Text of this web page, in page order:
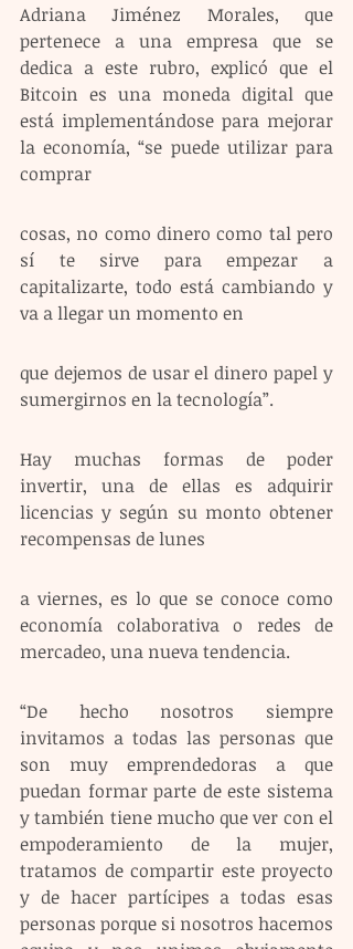
Adriana Jiménez Morales, que
pertenece a una empresa que se
dedica a este rubro, explicó que el
Bitcoin es una moneda digital que
está implementándose para mejorar
la economía, “se puede utilizar para
comprar
cosas, no como dinero como tal pero
sí te sirve para empezar a
capitalizarte, todo está cambiando y
va a llegar un momento en
que dejemos de usar el dinero papel y
sumergirnos en la tecnología”.
Hay muchas formas de poder
invertir, una de ellas es adquirir
licencias y según su monto obtener
recompensas de lunes
a viernes, es lo que se conoce como
economía colaborativa o redes de
mercadeo, una nueva tendencia.
“De hecho nosotros siempre
invitamos a todas las personas que
son muy emprendedoras a que
puedan formar parte de este sistema
y también tiene mucho que ver con el
empoderamiento de la mujer,
tratamos de compartir este proyecto
y de hacer partícipes a todas esas
personas porque si nosotros hacemos